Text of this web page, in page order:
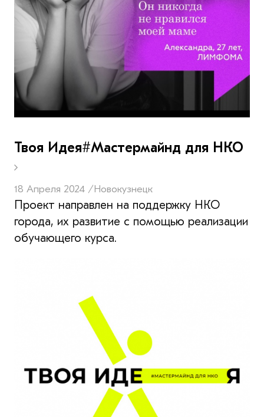
Твоя Идея#Мастермайнд для НКО
18 Апреля 2024 /Новокузнецк
Проект направлен на поддержку НКО
города, их развитие с помощью реализации
обучающего курса.